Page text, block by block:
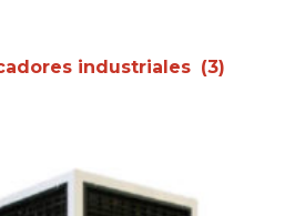
industriales (3)